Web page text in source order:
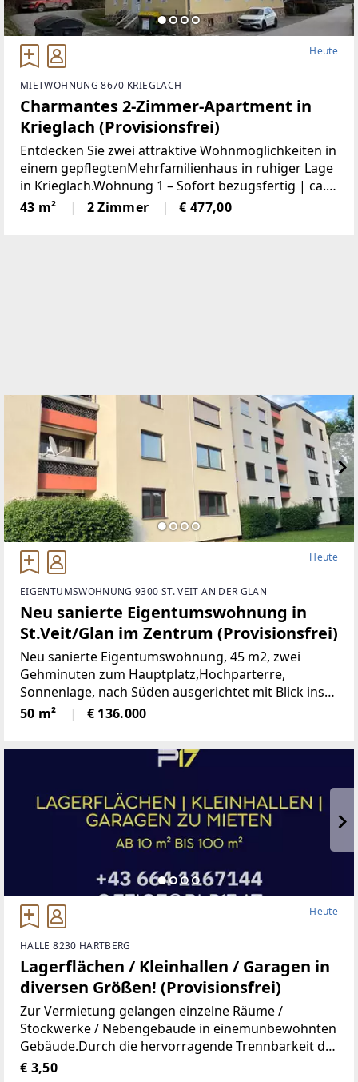
Heute
MIETWOHNUNG 8670 KRIEGLACH
Charmantes 2-Zimmer-Apartment in
Krieglach (Provisionsfrei)
Entdecken Sie zwei attraktive Wohnmöglichkeiten in
einem gepflegtenMehrfamilienhaus in ruhiger Lage
in Krieglach.Wohnung 1 – Sofort bezugsfertig | ca.
480 € BruttoFrisch und wie neu: Diese 43 m² große
Wohnung wurde komplett saniert. NeueKüche,
43 m² 2 Zimmer € 477,00
Heute
EIGENTUMSWOHNUNG 9300 ST. VEIT AN DER GLAN
Neu sanierte Eigentumswohnung in
St.Veit/Glan im Zentrum (Provisionsfrei)
Neu sanierte Eigentumswohnung, 45 m2, zwei
Gehminuten zum Hauptplatz,Hochparterre,
Sonnenlage, nach Süden ausgerichtet mit Blick ins
Grüne, mangelangt über nur 4 Stufen in die
Wohnung, Kindergarten, Volksschule,Mittelschule,
50 m² € 136.000
Heute
HALLE 8230 HARTBERG
Lagerflächen / Kleinhallen / Garagen in
diversen Größen! (Provisionsfrei)
Zur Vermietung gelangen einzelne Räume /
Stockwerke / Nebengebäude in einemunbewohnten
Gebäude.Durch die hervorragende Trennbarkeit der
Räumlichkeiten, stehen Ihnen Größen vonca. 10 m²
€ 3,50